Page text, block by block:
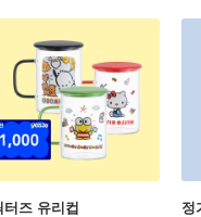
즈 유리컵 정